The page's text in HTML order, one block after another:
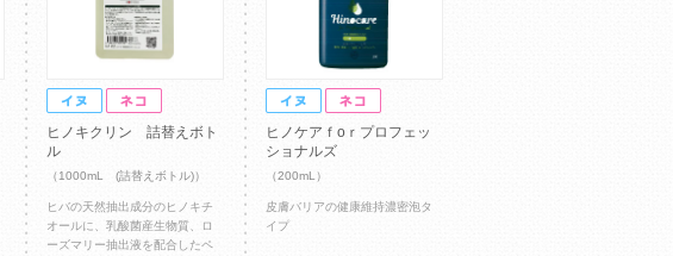
ヒノキクリン 詰替えボト
ル
（1000mL (詰替えボトル)）
ヒバの天然抽出成分のヒノキチ
オールに、乳酸菌産生物質、ロ
ーズマリー抽出液を配合したペ
ヒノケアｆоｒプロフェッ
ショナルズ
（200mL）
皮膚バリアの健康維持濃密泡タ
イプ